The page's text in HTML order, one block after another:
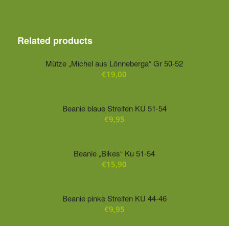
Related products
Mütze „Michel aus Lönneberga“ Gr 50-52
€19,00
Beanie blaue Streifen KU 51-54
€9,95
Beanie „Bikes“ Ku 51-54
€15,90
Beanie pinke Streifen KU 44-46
€9,95